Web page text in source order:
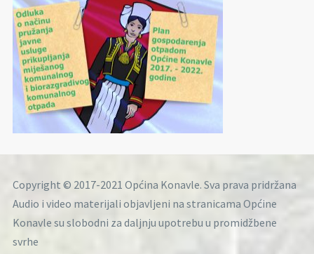
Copyright © 2017-2021 Općina Konavle. Sva prava pridržana
Audio i video materijali objavljeni na stranicama Općine
Konavle su slobodni za daljnju upotrebu u promidžbene
svrhe